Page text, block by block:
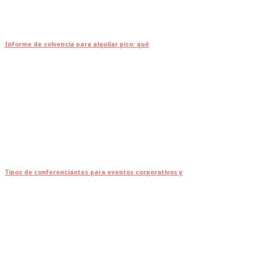
Informe de solvencia para alquilar piso: qué
Tipos de conferenciantes para eventos corporativos y